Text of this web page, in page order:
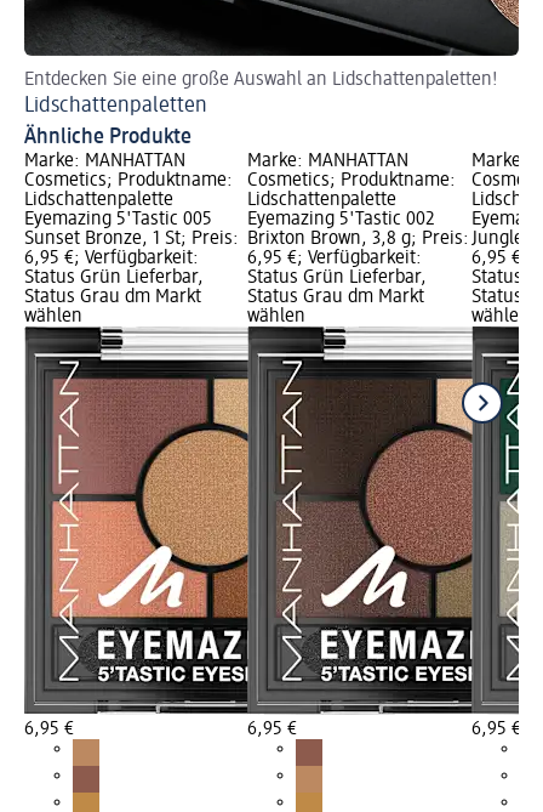
Entdecken Sie eine große Auswahl an Lidschattenpaletten!
Lidschattenpaletten
Ähnliche Produkte
Marke: MANHATTAN
Cosmetics; Produktname:
Lidschattenpalette
Eyemazing 5'Tastic 005
Sunset Bronze, 1 St; Preis:
6,95 €; Verfügbarkeit:
Status Grün Lieferbar,
Status Grau dm Markt
wählen
6,95 €
Marke: MANHATTAN
Cosmetics; Produktname:
Lidschattenpalette
Eyemazing 5'Tastic 002
Brixton Brown, 3,8 g; Preis:
6,95 €; Verfügbarkeit:
Status Grün Lieferbar,
Status Grau dm Markt
wählen
6,95 €
Marke:
Jungle
6,95 €;
Status
Status
wählen
6,95 €